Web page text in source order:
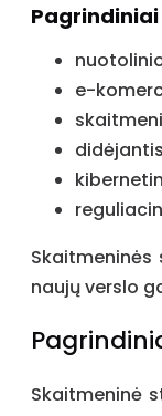
e-
naujų verslo
Skaitmeninė